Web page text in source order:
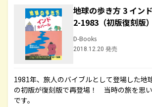
地球の歩き方 3 イン
2-1983（初版復刻版）
D-Books
2018.12.20 発売
1981年、旅人のバイブルとして登場した地
の初版が復刻版で再登場！ 当時の旅を思
です。